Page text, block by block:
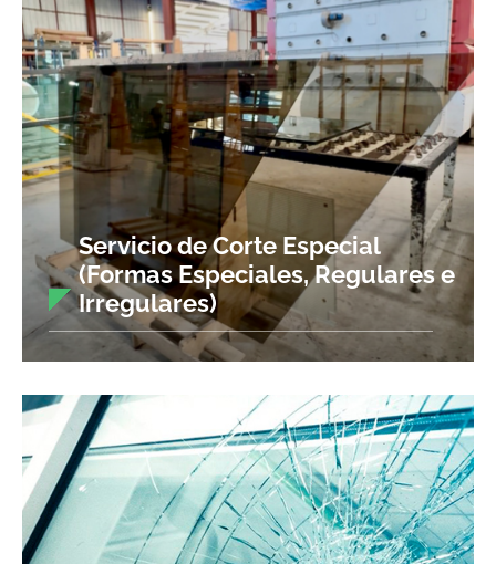
Servicio de Corte Especial
(Formas Especiales, Regulares e
Irregulares)